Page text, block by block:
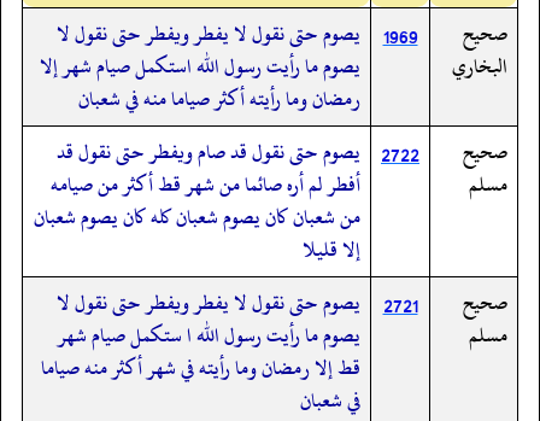
صحيح
البخاري
1969
يصوم حتى نقول لا يفطر ويفطر حتى نقول لا
يصوم ما رأيت رسول الله استكمل صيام شهر إلا
رمضان وما رأيته أكثر صياما منه في شعبان
صحيح
مسلم
2722 يصوم حتى نقول قد صام ويفطر حتى نقول قد
أفطر لم أره صائما من شهر قط أكثر من صيامه
من شعبان كان يصوم شعبان كله كان يصوم شعبان
إلا قليلا
صحيح
مسلم
2721
يصوم حتى نقول لا يفطر ويفطر حتى نقول لا
يصوم ما رأيت رسول الله ا ستكمل صيام شهر
قط إلا رمضان وما رأيته في شهر أكثر منه صياما
في شعبان